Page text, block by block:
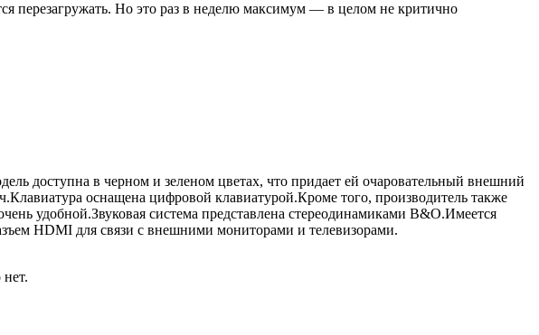
перезагружать. Но это раз в неделю максимум — в целом не критично
доступна в черном и зеленом цветах, что придает ей очаровательный внешний
оснащена цифровой клавиатурой.Кроме того, производитель также
удобной.Звуковая система представлена стереодинамиками B&O.Имеется
HDMI для связи с внешними мониторами и телевизорами.